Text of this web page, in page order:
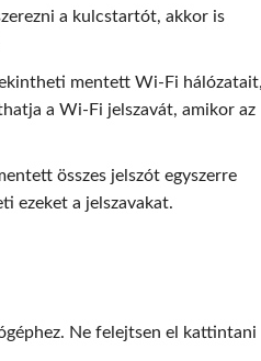
a kulcstartót, akkor is
mentett Wi-Fi hálózatait,
a Wi-Fi jelszavát, amikor az
összes jelszót egyszerre
ezeket a jelszavakat.
Ne felejtsen el kattintani